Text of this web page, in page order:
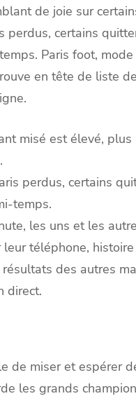
de joie sur
perdus, certains
Paris foot, mode
en tête de liste
misé est élevé,
perdus, certains
temps.
les uns et les
leur téléphone,
des autres
direct.
de miser et espérer
les grands